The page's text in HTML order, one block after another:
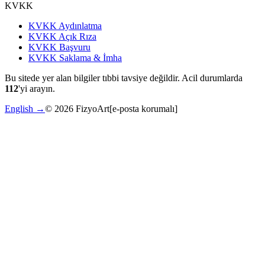
KVKK
KVKK Aydınlatma
KVKK Açık Rıza
KVKK Başvuru
KVKK Saklama & İmha
Bu sitede yer alan bilgiler tıbbi tavsiye değildir. Acil durumlarda
112'yi arayın.
English →© 2026 FizyoArt[e-posta korumalı]